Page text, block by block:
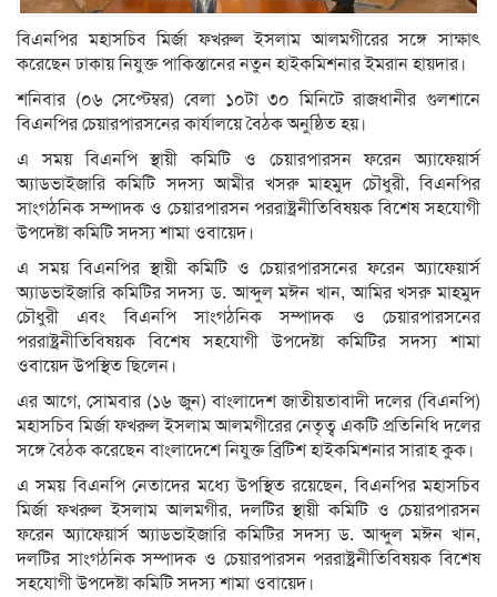
বিএনপির মহাসচিব মির্জা ফখরুল ইসলাম আলমগীরের সঙ্গে সাক্ষাৎ
করেছেন ঢাকায় নিযুক্ত পাকিস্তানের নতুন হাইকমিশনার ইমরান হায়দার।
শনিবার (০৬ সেপ্টেম্বর) বেলা ১০টা ৩০ মিনিটে রাজধানীর গুলশানে
বিএনপির চেয়ারপারসনের কার্যালয়ে বৈঠক অনুষ্ঠিত হয়।
এ সময় বিএনপি স্থায়ী কমিটি ও চেয়ারপারসন ফরেন অ্যাফেয়ার্স
অ্যাডভাইজারি কমিটি সদস্য আমীর খসরু মাহমুদ চৌধুরী, বিএনপির
সাংগঠনিক সম্পাদক ও চেয়ারপারসন পররাষ্ট্রনীতিবিষয়ক বিশেষ সহযোগী
উপদেষ্টা কমিটি সদস্য শামা ওবায়েদ।
এ সময় বিএনপির স্থায়ী কমিটি ও চেয়ারপারসনের ফরেন অ্যাফেয়ার্স
অ্যাডভাইজারি কমিটির সদস্য ড. আব্দুল মঈন খান, আমির খসরু মাহমুদ
চৌধুরী এবং বিএনপি সাংগঠনিক সম্পাদক ও চেয়ারপারসনের
পররাষ্ট্রনীতিবিষয়ক বিশেষ সহযোগী উপদেষ্টা কমিটির সদস্য শামা
ওবায়েদ উপস্থিত ছিলেন।
এর আগে, সোমবার (১৬ জুন) বাংলাদেশ জাতীয়তাবাদী দলের (বিএনপি)
মহাসচিব মির্জা ফখরুল ইসলাম আলমগীরের নেতৃত্ব একটি প্রতিনিধি দলের
সঙ্গে বৈঠক করেছেন বাংলাদেশে নিযুক্ত ব্রিটিশ হাইকমিশনার সারাহ কুক।
এ সময় বিএনপি নেতাদের মধ্যে উপস্থিত রয়েছেন, বিএনপির মহাসচিব
মির্জা ফখরুল ইসলাম আলমগীর, দলটির স্থায়ী কমিটি ও চেয়ারপারসন
ফরেন অ্যাফেয়ার্স অ্যাডভাইজারি কমিটির সদস্য ড. আব্দুল মঈন খান,
দলটির সাংগঠনিক সম্পাদক ও চেয়ারপারসন পররাষ্ট্রনীতিবিষয়ক বিশেষ
সহযোগী উপদেষ্টা কমিটি সদস্য শামা ওবায়েদ।